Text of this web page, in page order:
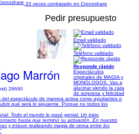
33 veces contratado en Cronoshare
Pedir presupuesto
Marrón
28690
Email validado
Teléfono validado
Responde rápido
Espectáculos
originales de MAGIA y
MONÓLOGOS. Vas a
alucinar viendo la cara
de sorpresa y felicidad
del espectáculo de manera activa como ayudantes o
qué será lo siguiente. Porque no todos los
Todo el mundo lo pasó genial. Un trato
hasta que terminó su actuación. En nuestro
y estuvo realizando magia de cerca entre los